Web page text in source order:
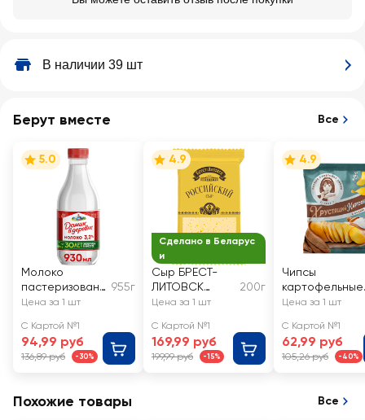
В наличии 39 шт
Берут вместе Все
5.0
Молоко
пастеризованн
ое ДОМИК В
без змж
955г
Цена за 1 шт
С Картой №1
94,99 руб
136,89 руб -30%
Сделано в Беларус
и
4.9
Сыр БРЕСТ-
ЛИТОВСК
Российский
200г
Цена за 1 шт
С Картой №1
169,99 руб
199,99 руб -15%
4.9
Чипсы
картофельные
ХРУСТЯЩИЙ
солью, в
ломтиках
Цена за 1 шт
С Картой №1
62,99 руб
105,26 руб -40%
Похожие товары Все